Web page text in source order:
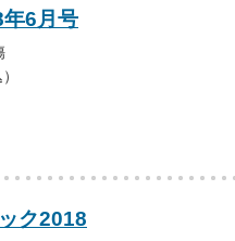
6月号
ク2018